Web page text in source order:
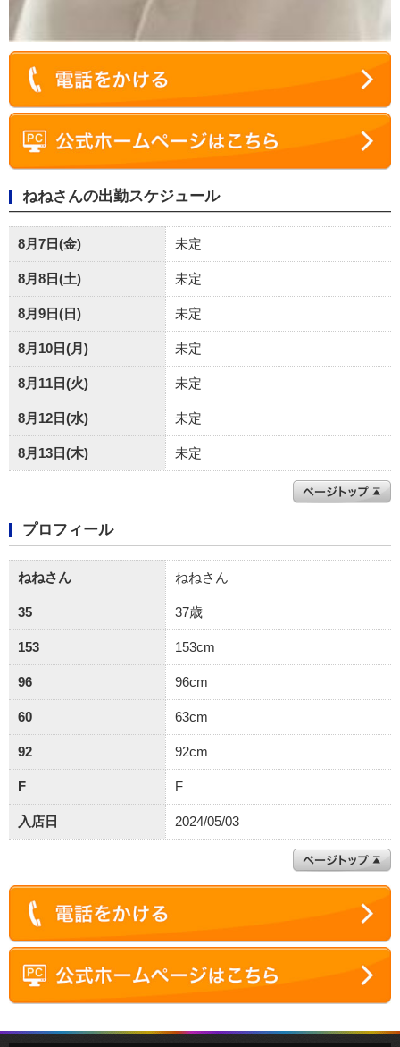
ねねさんの出勤スケジュール
8月7日(金) 未定
8月8日(土) 未定
8月9日(日) 未定
8月10日(月) 未定
8月11日(火) 未定
8月12日(水) 未定
8月13日(木) 未定
プロフィール
ねねさん ねねさん
35 37歳
153 153cm
96 96cm
60 63cm
92 92cm
F F
入店日 2024/05/03